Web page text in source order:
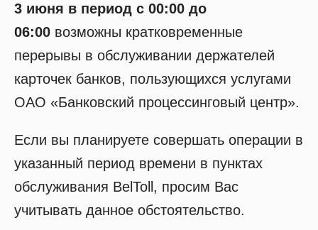
3 июня в период с 00:00 до
06:00 возможны кратковременные
перерывы в обслуживании держателей
карточек банков, пользующихся услугами
ОАО «Банковский процессинговый центр».
Если вы планируете совершать операции в
указанный период времени в пунктах
обслуживания BelToll, просим Вас
учитывать данное обстоятельство.